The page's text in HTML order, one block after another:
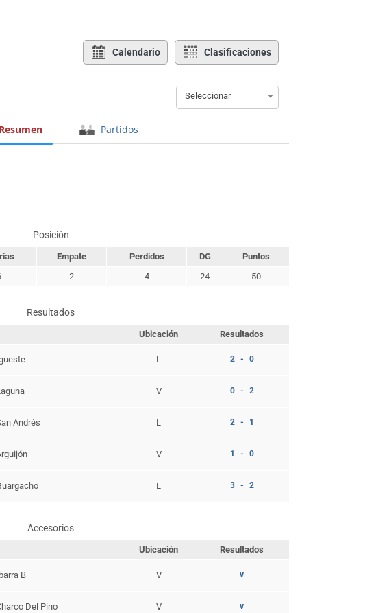
Calendario Clasificaciones
Seleccionar
Resumen Partidos
Posición
Empate Perdidos DG
Puntos
2 4 24 50
Resultados
Ubicación Resultados
L 2 - 0
V 0 - 2
Andrés L 2 - 1
V 1 - 0
L 3 - 2
Accesorios
Ubicación Resultados
B V v
Del Pino V v